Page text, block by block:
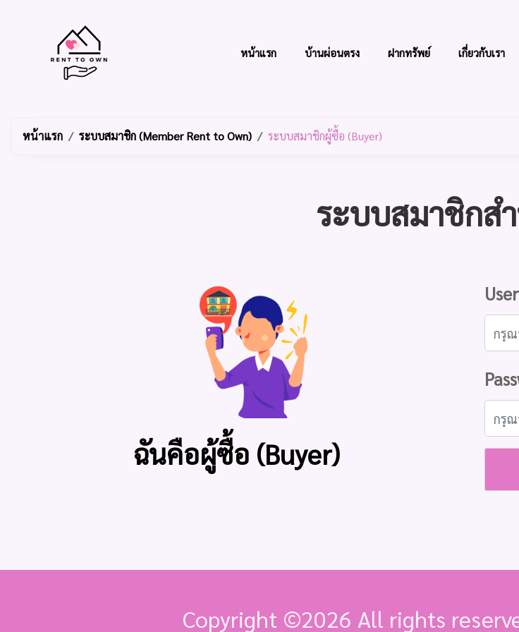
หน้าแรก บ้านผ่อนตรง ฝากทรัพย์ เกี่ยวกับเรา
หน้าแรก ระบบสมาชิก (Member Rent to Own) ระบบสมาชิกผู้ซื้อ (Buyer)
ระบบสมาชิกส
ฉันคือผู้ซื้อ (Buyer)
Copyright ©2026 All rights